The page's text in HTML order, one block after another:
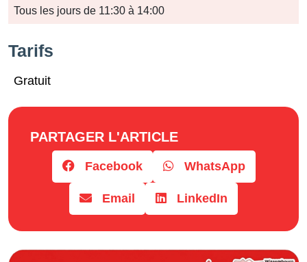
Jours
Tous les jours de 11:30 à 14:00
Tarifs
Gratuit
PARTAGER L'ARTICLE
Facebook WhatsApp
Email LinkedIn